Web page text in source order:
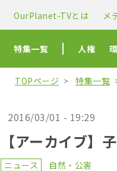
OurPlanet-TVとは メ
特集一覧 人権
TOPページ 特集一覧
2016/03/01 - 19:29
【アーカイブ】
ニュース 自然・公害